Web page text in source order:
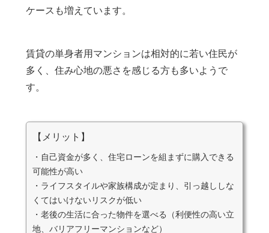
ケースも増えています。
賃貸の単身者用マンションは相対的に若い住民が
多く、住み心地の悪さを感じる方も多いようで
す。
【メリット】
・自己資金が多く、住宅ローンを組まずに購入できる
可能性が高い
・ライフスタイルや家族構成が定まり、引っ越ししな
くてはいけないリスクが低い
・老後の生活に合った物件を選べる（利便性の高い立
地、バリアフリーマンションなど）